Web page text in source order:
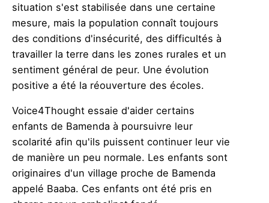
situation s'est stabilisée dans une certaine
mesure, mais la population connaît toujours
des conditions d'insécurité, des difficultés à
travailler la terre dans les zones rurales et un
sentiment général de peur. Une évolution
positive a été la réouverture des écoles.
Voice4Thought essaie d'aider certains
enfants de Bamenda à poursuivre leur
scolarité afin qu'ils puissent continuer leur vie
de manière un peu normale. Les enfants sont
originaires d'un village proche de Bamenda
appelé Baaba. Ces enfants ont été pris en